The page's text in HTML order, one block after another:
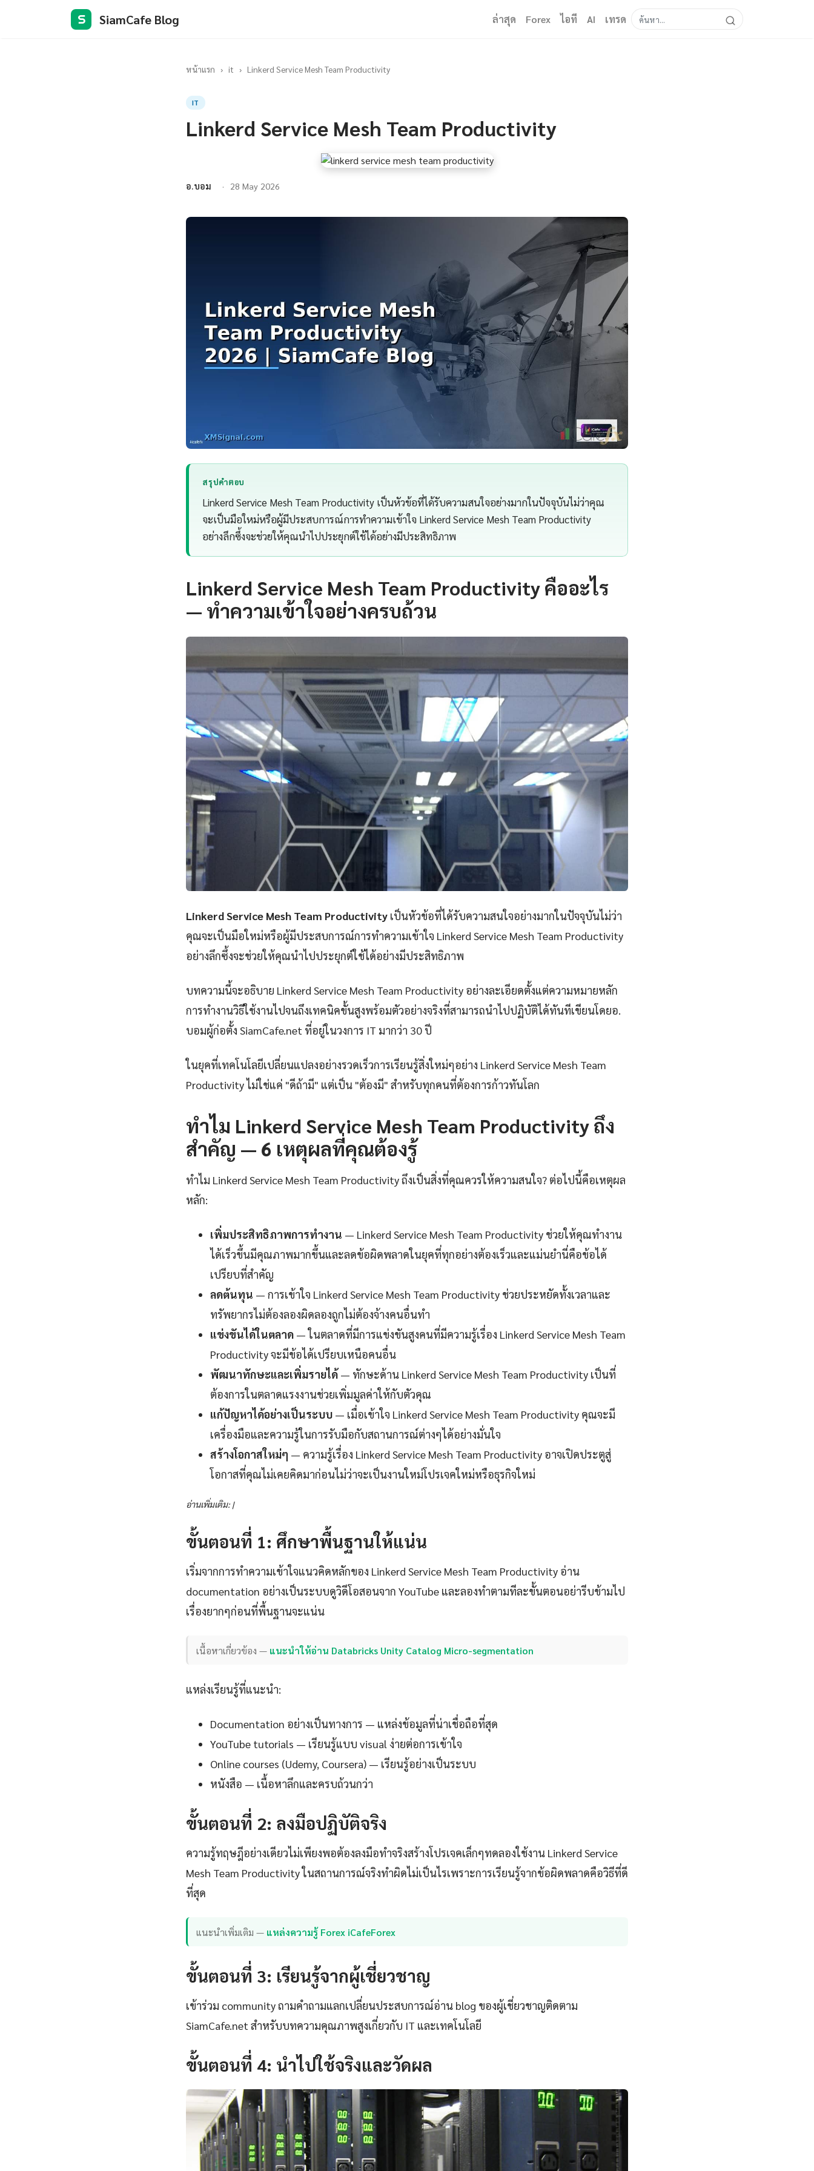
S SiamCafe Blog ล่าสุด Forex ไอที AI เทรด
หน้าแรก › it › Linkerd Service Mesh Team Productivity
IT
Linkerd Service Mesh Team Productivity
อ.บอม 28 May 2026
สรุปคำตอบ
Linkerd Service Mesh Team Productivity เป็นหัวข้อที่ได้รับความสนใจอย่างมากในปัจจุบันไม่ว่าคุณ
จะเป็นมือใหม่หรือผู้มีประสบการณ์การทำความเข้าใจ Linkerd Service Mesh Team Productivity
อย่างลึกซึ้งจะช่วยให้คุณนำไปประยุกต์ใช้ได้อย่างมีประสิทธิภาพ
Linkerd Service Mesh Team Productivity คืออะไร
— ทำความเข้าใจอย่างครบถ้วน
Linkerd Service Mesh Team Productivity เป็นหัวข้อที่ได้รับความสนใจอย่างมากในปัจจุบันไม่ว่า
คุณจะเป็นมือใหม่หรือผู้มีประสบการณ์การทำความเข้าใจ Linkerd Service Mesh Team Productivity
อย่างลึกซึ้งจะช่วยให้คุณนำไปประยุกต์ใช้ได้อย่างมีประสิทธิภาพ
บทความนี้จะอธิบาย Linkerd Service Mesh Team Productivity อย่างละเอียดตั้งแต่ความหมายหลัก
การทำงานวิธีใช้งานไปจนถึงเทคนิคขั้นสูงพร้อมตัวอย่างจริงที่สามารถนำไปปฏิบัติได้ทันทีเขียนโดยอ.
บอมผู้ก่อตั้ง SiamCafe.net ที่อยู่ในวงการ IT มากว่า 30 ปี
ในยุคที่เทคโนโลยีเปลี่ยนแปลงอย่างรวดเร็วการเรียนรู้สิ่งใหม่ๆอย่าง Linkerd Service Mesh Team
Productivity ไม่ใช่แค่ "ดีถ้ามี" แต่เป็น "ต้องมี" สำหรับทุกคนที่ต้องการก้าวทันโลก
ทำไม Linkerd Service Mesh Team Productivity ถึง
สำคัญ — 6 เหตุผลที่คุณต้องรู้
ทำไม Linkerd Service Mesh Team Productivity ถึงเป็นสิ่งที่คุณควรให้ความสนใจ? ต่อไปนี้คือเหตุผล
หลัก:
เพิ่มประสิทธิภาพการทำงาน — Linkerd Service Mesh Team Productivity ช่วยให้คุณทำงาน
ได้เร็วขึ้นมีคุณภาพมากขึ้นและลดข้อผิดพลาดในยุคที่ทุกอย่างต้องเร็วและแม่นยำนี่คือข้อได้
เปรียบที่สำคัญ
ลดต้นทุน — การเข้าใจ Linkerd Service Mesh Team Productivity ช่วยประหยัดทั้งเวลาและ
ทรัพยากรไม่ต้องลองผิดลองถูกไม่ต้องจ้างคนอื่นทำ
แข่งขันได้ในตลาด — ในตลาดที่มีการแข่งขันสูงคนที่มีความรู้เรื่อง Linkerd Service Mesh Team
Productivity จะมีข้อได้เปรียบเหนือคนอื่น
พัฒนาทักษะและเพิ่มรายได้— ทักษะด้าน Linkerd Service Mesh Team Productivity เป็นที่
ต้องการในตลาดแรงงานช่วยเพิ่มมูลค่าให้กับตัวคุณ
แก้ปัญหาได้อย่างเป็นระบบ — เมื่อเข้าใจ Linkerd Service Mesh Team Productivity คุณจะมี
เครื่องมือและความรู้ในการรับมือกับสถานการณ์ต่างๆได้อย่างมั่นใจ
สร้างโอกาสใหม่ๆ — ความรู้เรื่อง Linkerd Service Mesh Team Productivity อาจเปิดประตูสู่
โอกาสที่คุณไม่เคยคิดมาก่อนไม่ว่าจะเป็นงานใหม่โปรเจคใหม่หรือธุรกิจใหม่
อ่านเพิ่มเติม: |
ขั้นตอนที่ 1: ศึกษาพื้นฐานให้แน่น
เริ่มจากการทำความเข้าใจแนวคิดหลักของ Linkerd Service Mesh Team Productivity อ่าน
documentation อย่างเป็นระบบดูวิดีโอสอนจาก YouTube และลองทำตามทีละขั้นตอนอย่ารีบข้ามไป
เรื่องยากๆก่อนที่พื้นฐานจะแน่น
เนื้อหาเกี่ยวข้อง — แนะนำให้อ่าน Databricks Unity Catalog Micro-segmentation
แหล่งเรียนรู้ที่แนะนำ:
Documentation อย่างเป็นทางการ — แหล่งข้อมูลที่น่าเชื่อถือที่สุด
YouTube tutorials — เรียนรู้แบบ visual ง่ายต่อการเข้าใจ
Online courses (Udemy, Coursera) — เรียนรู้อย่างเป็นระบบ
หนังสือ — เนื้อหาลึกและครบถ้วนกว่า
ขั้นตอนที่ 2: ลงมือปฏิบัติจริง
ความรู้ทฤษฎีอย่างเดียวไม่เพียงพอต้องลงมือทำจริงสร้างโปรเจคเล็กๆทดลองใช้งาน Linkerd Service
Mesh Team Productivity ในสถานการณ์จริงทำผิดไม่เป็นไรเพราะการเรียนรู้จากข้อผิดพลาดคือวิธีที่ดี
ที่สุด
แนะนำเพิ่มเติม — แหล่งความรู้ Forex iCafeForex
ขั้นตอนที่ 3: เรียนรู้จากผู้เชี่ยวชาญ
เข้าร่วม community ถามคำถามแลกเปลี่ยนประสบการณ์อ่าน blog ของผู้เชี่ยวชาญติดตาม
SiamCafe.net สำหรับบทความคุณภาพสูงเกี่ยวกับ IT และเทคโนโลยี
ขั้นตอนที่ 4: นำไปใช้จริงและวัดผล